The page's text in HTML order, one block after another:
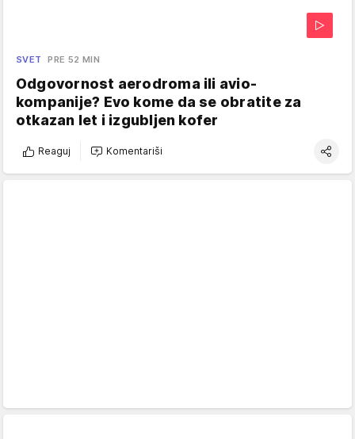
SVET PRE 52 MIN
Odgovornost aerodroma ili avio-
kompanije? Evo kome da se obratite za
otkazan let i izgubljen kofer
Reaguj Komentariši